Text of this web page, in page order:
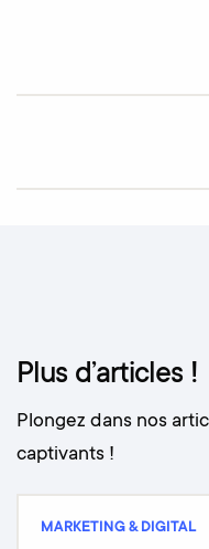
Plus d’articles !
Plongez dans nos
captivants !
MARKETING & DIGITAL